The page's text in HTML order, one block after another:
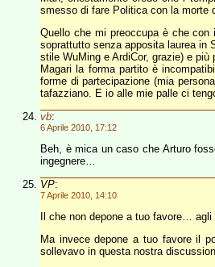
smesso di fare Politica con la morte
Quello che mi preoccupa è che con
soprattutto senza apposita laurea in
stile WuMing e ArdiCor, grazie) e più
Magari la forma partito è
forme di partecipazione (mia
tafazziano. E io alle mie palle ci
vb:
6 Aprile 2010, 17:12
Beh, è mica un caso che Arturo
ingegnere…
VP:
7 Aprile 2010, 14:10
Il che non depone a tuo favore…
Ma invece depone a tuo favore il
sollevavo in questa nostra